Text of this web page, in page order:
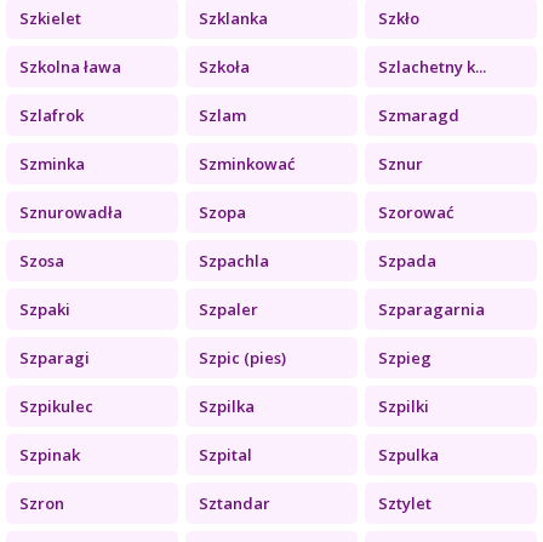
Szkielet Szklanka Szkło
Szkolna ława Szkoła Szlachetny k...
Szlafrok Szlam Szmaragd
Szminka Szminkować Sznur
Sznurowadła Szopa Szorować
Szosa Szpachla Szpada
Szpaki Szpaler Szparagarnia
Szparagi Szpic (pies) Szpieg
Szpikulec Szpilka Szpilki
Szpinak Szpital Szpulka
Szron Sztandar Sztylet